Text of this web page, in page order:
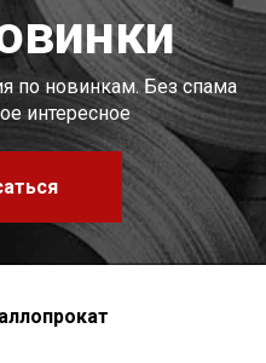
по новинкам. Без спама
интересное